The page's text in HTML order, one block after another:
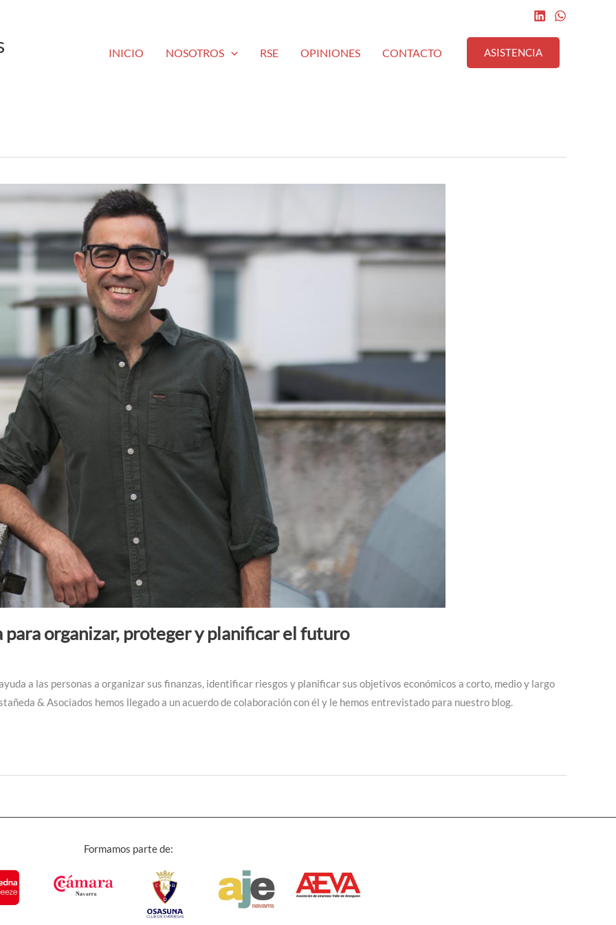
INICIO NOSOTROS RSE OPINIONES CONTACTO ASISTENCIA
organizar, proteger y planificar el futuro
a las personas a organizar sus finanzas, identificar riesgos y planificar sus objetivos económicos a corto, medio y largo
& Asociados hemos llegado a un acuerdo de colaboración con él y le hemos entrevistado para nuestro blog.
Formamos parte de: